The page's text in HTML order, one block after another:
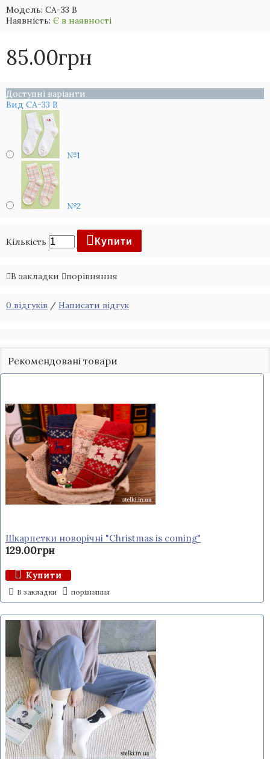
Модель: CA-33 B
Наявність: Є в наявності
85.00грн
Доступні варіанти
Вид CA-33 B
№1
№2
Кількість Купити
В закладки порівняння
0 відгуків / Написати відгук
Рекомендовані товари
Шкарпетки новорічні "Christmas is coming"
129.00грн
Купити
В закладки порівняння